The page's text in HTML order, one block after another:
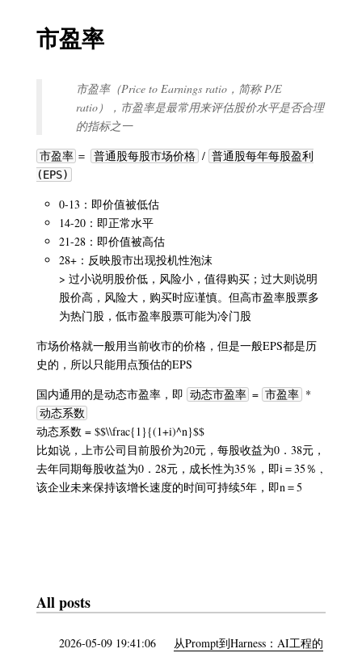
市盈率
市盈率（Price to Earnings ratio，简称 P/E
ratio），市盈率是最常用来评估股价水平是否合理
的指标之一
市盈率 ＝ 普通股每股市场价格 / 普通股每年每股盈利
(EPS)
0-13：即价值被低估
14-20：即正常水平
21-28：即价值被高估
28+：反映股市出现投机性泡沫
> 过小说明股价低，风险小，值得购买；过大则说明
股价高，风险大，购买时应谨慎。但高市盈率股票多
为热门股，低市盈率股票可能为冷门股
市场价格就一般用当前收市的价格，但是一般EPS都是历
史的，所以只能用点预估的EPS
国内通用的是动态市盈率，即 动态市盈率 = 市盈率 *
动态系数
动态系数 = $$\\frac{1}{(1+i)^n}$$
比如说，上市公司目前股价为20元，每股收益为0．38元，
去年同期每股收益为0．28元，成长性为35％，即i＝35％ ,
该企业未来保持该增长速度的时间可持续5年，即n＝5
All posts
2026-05-09 19:41:06 从Prompt到Harness：AI工程的